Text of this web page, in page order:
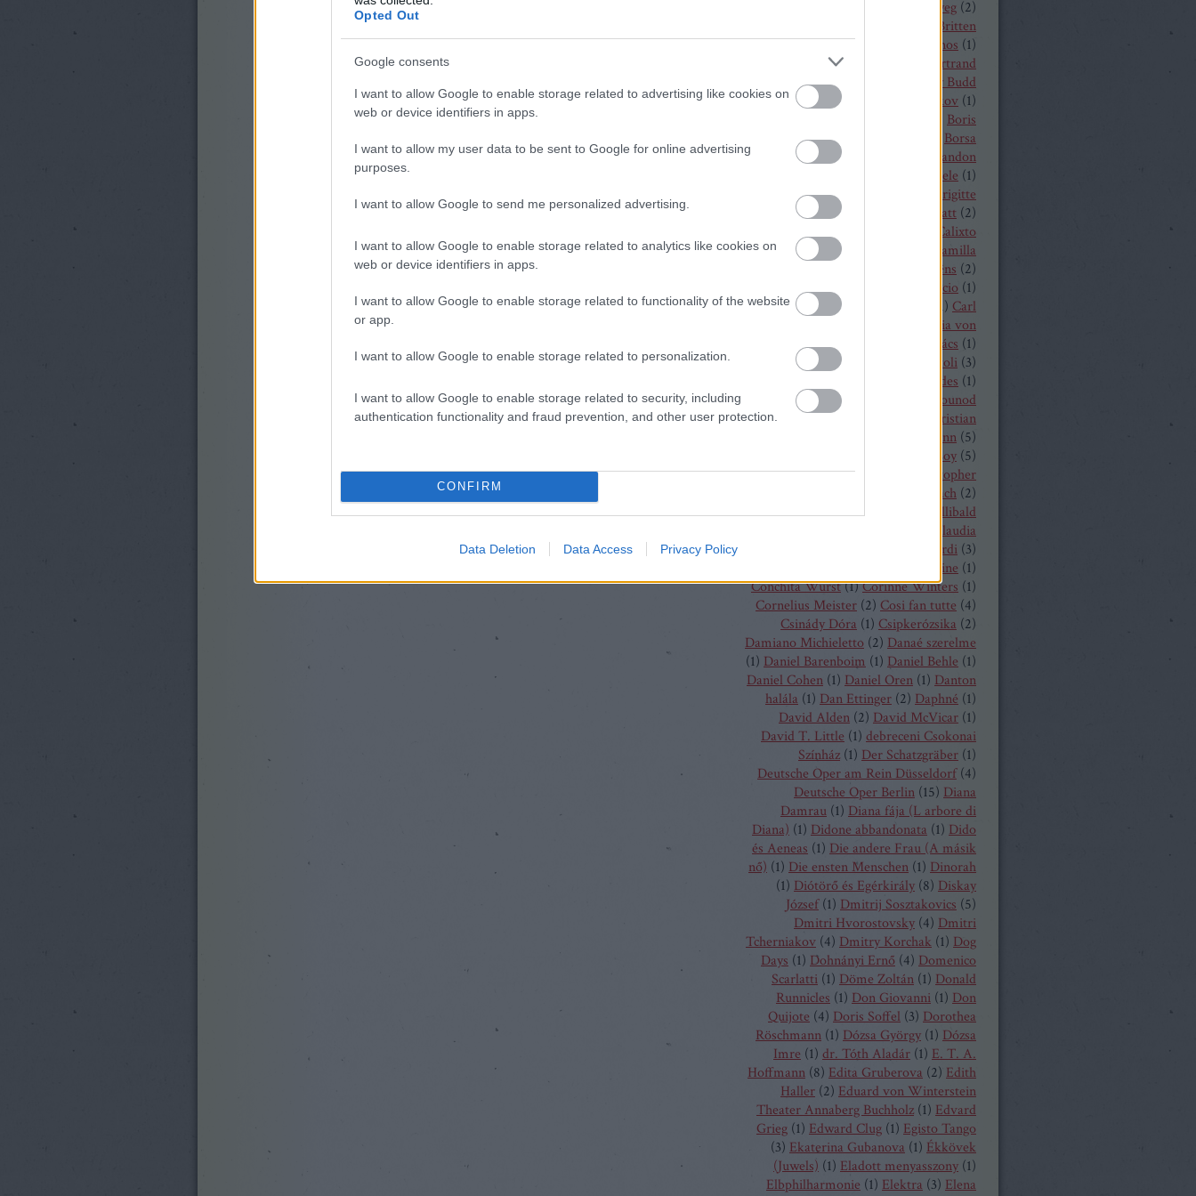
Opted Out
Google consents
I want to allow Google to enable storage related to advertising like cookies on
web or device identifiers in apps.
I want to allow my user data to be sent to Google for online advertising
purposes.
I want to allow Google to send me personalized advertising.
I want to allow Google to enable storage related to analytics like cookies on
web or device identifiers in apps.
I want to allow Google to enable storage related to functionality of the website
or app.
I want to allow Google to enable storage related to personalization.
I want to allow Google to enable storage related to security, including
authentication functionality and fraud prevention, and other user protection.
CONFIRM
Data Deletion Data Access Privacy Policy
bélyeg (2)
Benjamin Britten
(15)Berczelly István Berkes János (1)
Bernd Alois Zimmermann
Bertrand
(2)beszámoló
Billy Budd
(2)Birgit Nilsson Bogdan Volkov (1)
Boris
Christoff(1
Borsa
Miklós
Bo Skovhus
Brandon
Bregenzer Festspiele (1)
Brenda Rae(1)
Brigitte
Fassbaender
Brindley Sherratt (2)
Calixto
Bieito
) Cameron Shahbazi
Camilla
Camille Saint-Saëns (2)
Camille Saint Saens
Capriccio (1)
Cardillac
) 1) Carl
Carl Maria von
Weber(5)Carmen Cár és ács (1)
Casa Verdi
cd Cecilia Bartoli (3)
Chabert ezredes (1)
Charles Castronovo
Charles Gounod
(4 Chrisopher Maltman
Christian
Christian Thielemann (5)
Christof Loy (5)
Christopher Maltman
Christopher
Christoph Eschenbach (2)
Christoph Pohl(4)Christoph Willibald
Claudia
Claudio Monteverdi (3)
Clémentine Margaine (1)
Conchita Wurst(1)Corinne Winters (1)
Cornelius Meister (2) Cosi fan tutte (4)
Csinády Dóra (1) Csipkerózsika (2)
Damiano Michieletto (2) Danaé szerelme
(1) Daniel Barenboim (1) Daniel Behle (1)
Daniel Cohen (1) Daniel Oren (1) Danton
halála (1) Dan Ettinger (2) Daphné (1)
David Alden (2) David McVicar (1)
David T. Little (1) debreceni Csokonai
Színház (1) Der Schatzgräber (1)
Deutsche Oper am Rein Düsseldorf (4)
Deutsche Oper Berlin (15) Diana
Damrau (1) Diana fája (L arbore di
Diana) (1) Didone abbandonata (1) Dido
és Aeneas (1) Die andere Frau (A másik
nő) (1) Die ensten Menschen (1) Dinorah
(1) Diótörő és Egérkirály (8) Diskay
József (1) Dmitrij Sosztakovics (5)
Dmitri Hvorostovsky (4) Dmitri
Tcherniakov (4) Dmitry Korchak (1) Dog
Days (1) Dohnányi Ernő (4) Domenico
Scarlatti (1) Döme Zoltán (1) Donald
Runnicles (1) Don Giovanni (1) Don
Quijote (4) Doris Soffel (3) Dorothea
Röschmann (1) Dózsa György (1) Dózsa
Imre (1) dr. Tóth Aladár (1) E. T. A.
Hoffmann (8) Edita Gruberova (2) Edith
Haller (2) Eduard von Winterstein
Theater Annaberg Buchholz (1) Edvard
Grieg (1) Edward Clug (1) Egisto Tango
(3) Ekaterina Gubanova (1) Ékkövek
(Juwels) (1) Eladott menyasszony (1)
Elbphilharmonie (1) Elektra (3) Elena